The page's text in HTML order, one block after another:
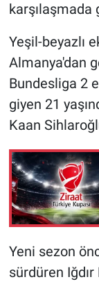
karşılaşmada
Yeşil-beyazlı
Almanya'dan
Bundesliga 2
giyen 21
Kaan
Yeni sezon
sürdüren Iğdır